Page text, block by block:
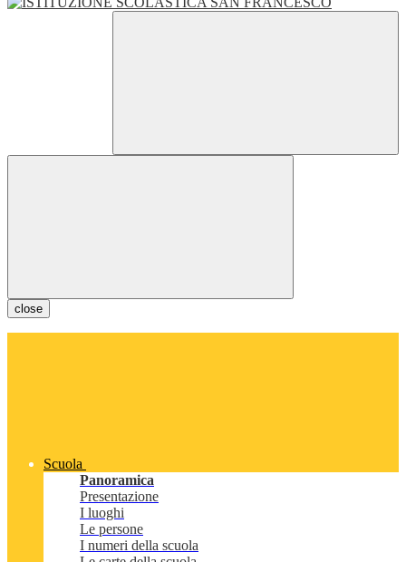
close
Scuola
Panoramica
Presentazione
I luoghi
Le persone
I numeri della scuola